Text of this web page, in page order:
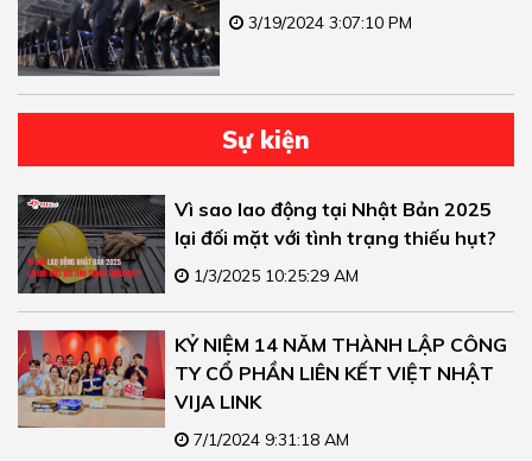
3/19/2024 3:07:10 PM
Sự kiện
Vì sao lao động tại Nhật Bản 2025
lại đối mặt với tình trạng thiếu hụt?
1/3/2025 10:25:29 AM
KỶ NIỆM 14 NĂM THÀNH LẬP CÔNG
TY CỔ PHẦN LIÊN KẾT VIỆT NHẬT
VIJA LINK
7/1/2024 9:31:18 AM